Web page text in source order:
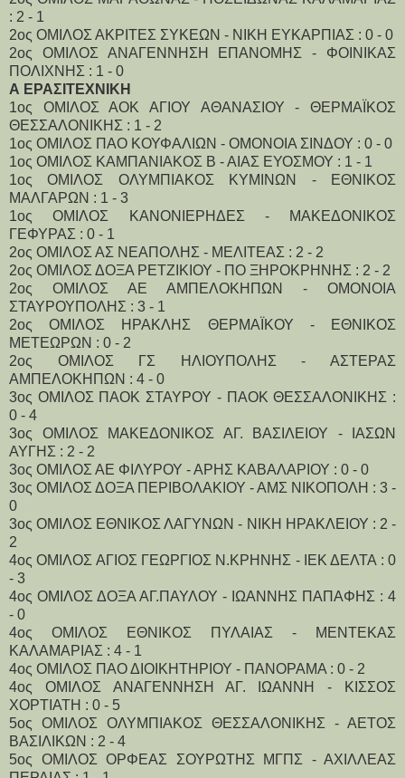
: 2 - 1
2ος ΟΜΙΛΟΣ ΑΚΡΙΤΕΣ ΣΥΚΕΩΝ - ΝΙΚΗ ΕΥΚΑΡΠΙΑΣ : 0 - 0
2ος ΟΜΙΛΟΣ ΑΝΑΓΕΝΝΗΣΗ ΕΠΑΝΟΜΗΣ - ΦΟΙΝΙΚΑΣ
ΠΟΛΙΧΝΗΣ : 1 - 0
Α ΕΡΑΣΙΤΕΧΝΙΚΗ
1ος ΟΜΙΛΟΣ ΑΟΚ ΑΓΙΟΥ ΑΘΑΝΑΣΙΟΥ - ΘΕΡΜΑΪΚΟΣ
ΘΕΣΣΑΛΟΝΙΚΗΣ : 1 - 2
1ος ΟΜΙΛΟΣ ΠΑΟ ΚΟΥΦΑΛΙΩΝ - ΟΜΟΝΟΙΑ ΣΙΝΔΟΥ : 0 - 0
1ος ΟΜΙΛΟΣ ΚΑΜΠΑΝΙΑΚΟΣ Β - ΑΙΑΣ ΕΥΟΣΜΟΥ : 1 - 1
1ος ΟΜΙΛΟΣ ΟΛΥΜΠΙΑΚΟΣ ΚΥΜΙΝΩΝ - ΕΘΝΙΚΟΣ
ΜΑΛΓΑΡΩΝ : 1 - 3
1ος ΟΜΙΛΟΣ ΚΑΝΟΝΙΕΡΗΔΕΣ - ΜΑΚΕΔΟΝΙΚΟΣ
ΓΕΦΥΡΑΣ : 0 - 1
2ος ΟΜΙΛΟΣ ΑΣ ΝΕΑΠΟΛΗΣ - ΜΕΛΙΤΕΑΣ : 2 - 2
2ος ΟΜΙΛΟΣ ΔΟΞΑ ΡΕΤΖΙΚΙΟΥ - ΠΟ ΞΗΡΟΚΡΗΝΗΣ : 2 - 2
2ος ΟΜΙΛΟΣ ΑΕ ΑΜΠΕΛΟΚΗΠΩΝ - ΟΜΟΝΟΙΑ
ΣΤΑΥΡΟΥΠΟΛΗΣ : 3 - 1
2ος ΟΜΙΛΟΣ ΗΡΑΚΛΗΣ ΘΕΡΜΑΪΚΟΥ - ΕΘΝΙΚΟΣ
ΜΕΤΕΩΡΩΝ : 0 - 2
2ος ΟΜΙΛΟΣ ΓΣ ΗΛΙΟΥΠΟΛΗΣ - ΑΣΤΕΡΑΣ
ΑΜΠΕΛΟΚΗΠΩΝ : 4 - 0
3ος ΟΜΙΛΟΣ ΠΑΟΚ ΣΤΑΥΡΟΥ - ΠΑΟΚ ΘΕΣΣΑΛΟΝΙΚΗΣ :
0 - 4
3ος ΟΜΙΛΟΣ ΜΑΚΕΔΟΝΙΚΟΣ ΑΓ. ΒΑΣΙΛΕΙΟΥ - ΙΑΣΩΝ
ΑΥΓΗΣ : 2 - 2
3ος ΟΜΙΛΟΣ ΑΕ ΦΙΛΥΡΟΥ - ΑΡΗΣ ΚΑΒΑΛΑΡΙΟΥ : 0 - 0
3ος ΟΜΙΛΟΣ ΔΟΞΑ ΠΕΡΙΒΟΛΑΚΙΟΥ - ΑΜΣ ΝΙΚΟΠΟΛΗ : 3 -
0
3ος ΟΜΙΛΟΣ ΕΘΝΙΚΟΣ ΛΑΓΥΝΩΝ - ΝΙΚΗ ΗΡΑΚΛΕΙΟΥ : 2 -
2
4ος ΟΜΙΛΟΣ ΑΓΙΟΣ ΓΕΩΡΓΙΟΣ Ν.ΚΡΗΝΗΣ - ΙΕΚ ΔΕΛΤΑ : 0
- 3
4ος ΟΜΙΛΟΣ ΔΟΞΑ ΑΓ.ΠΑΥΛΟΥ - ΙΩΑΝΝΗΣ ΠΑΠΑΦΗΣ : 4
- 0
4ος ΟΜΙΛΟΣ ΕΘΝΙΚΟΣ ΠΥΛΑΙΑΣ - ΜΕΝΤΕΚΑΣ
ΚΑΛΑΜΑΡΙΑΣ : 4 - 1
4ος ΟΜΙΛΟΣ ΠΑΟ ΔΙΟΙΚΗΤΗΡΙΟΥ - ΠΑΝΟΡΑΜΑ : 0 - 2
4ος ΟΜΙΛΟΣ ΑΝΑΓΕΝΝΗΣΗ ΑΓ. ΙΩΑΝΝΗ - ΚΙΣΣΟΣ
ΧΟΡΤΙΑΤΗ : 0 - 5
5ος ΟΜΙΛΟΣ ΟΛΥΜΠΙΑΚΟΣ ΘΕΣΣΑΛΟΝΙΚΗΣ - ΑΕΤΟΣ
ΒΑΣΙΛΙΚΩΝ : 2 - 4
5ος ΟΜΙΛΟΣ ΟΡΦΕΑΣ ΣΟΥΡΩΤΗΣ ΜΓΠΣ - ΑΧΙΛΛΕΑΣ